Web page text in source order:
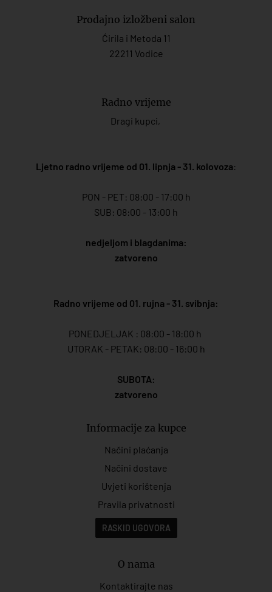
Prodajno izložbeni salon
Ćirila i Metoda 11
22211 Vodice
Radno vrijeme
Dragi kupci,
Ljetno radno vrijeme od 01. lipnja - 31. kolovoza:
PON - PET: 08:00 - 17:00 h
SUB: 08:00 - 13:00 h
nedjeljom i blagdanima:
zatvoreno
Radno vrijeme od 01. rujna - 31. svibnja:
PONEDJELJAK : 08:00 - 18:00 h
UTORAK - PETAK: 08:00 - 16:00 h
SUBOTA:
zatvoreno
Informacije za kupce
Načini plaćanja
Načini dostave
Uvjeti korištenja
Pravila privatnosti
RASKID UGOVORA
O nama
Kontaktirajte nas